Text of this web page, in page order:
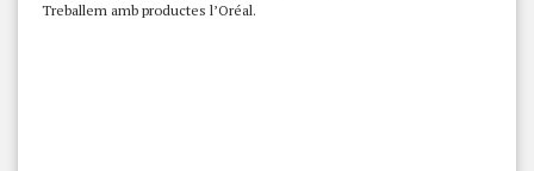
Treballem amb productes l’Oréal.